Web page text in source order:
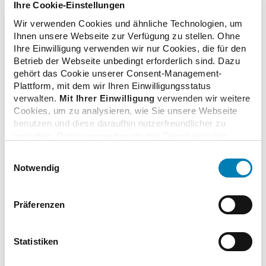
Ihre Cookie-Einstellungen
Wir verwenden Cookies und ähnliche Technologien, um
Ihnen unsere Webseite zur Verfügung zu stellen. Ohne
Ihre Einwilligung verwenden wir nur Cookies, die für den
Betrieb der Webseite unbedingt erforderlich sind. Dazu
gehört das Cookie unserer Consent-Management-
Plattform, mit dem wir Ihren Einwilligungsstatus
verwalten. Mit Ihrer Einwilligung verwenden wir weitere
Cookies, um zu analysieren, wie Sie unsere Webseite
benutzen und diese daraufhin nutzerfreundlicher zu
Adresse und Ihr Surfverhalten verarbeitet. Mit einem
Klick auf „Cookies zulassen“ stimmen Sie der
erforderlichen Cookies zu. Über die Schaltfläche „Nur
notwendige Cookies verwenden“ können Sie die nicht
unteren Regler Ihre persönlichen Bedürfnisse individuell
einstellen. Sie können Ihre Einwilligung jederzeit mit
Notwendig
Präferenzen
Statistiken
© ABDA/Wagenzik
Ullmann, Thomas Preis (v. l.)